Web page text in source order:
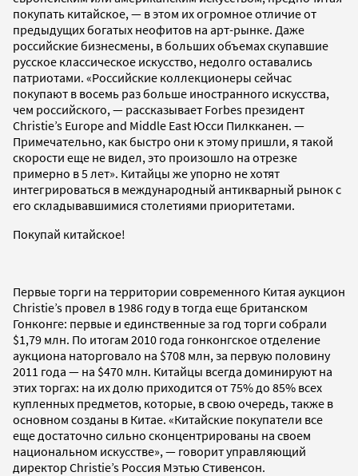
покупать китайское, — в этом их огромное отличие от
предыдущих богатых неофитов на арт-рынке. Даже
российские бизнесмены, в больших объемах скупавшие
русское классическое искусство, недолго оставались
патриотами. «Российские коллекционеры сейчас
покупают в восемь раз больше иностранного искусства,
чем российского, — рассказывает Forbes президент
Christie’s Europe and Middle East Юсси Пилкканен. —
Примечательно, как быстро они к этому пришли, я такой
скорости еще не видел, это произошло на отрезке
примерно в 5 лет». Китайцы же упорно не хотят
интегрироваться в международный антикварный рынок с
его складывавшимися столетиями приоритетами.
Покупай китайское!
Первые торги на территории современного Китая аукцион
Christie’s провел в 1986 году в тогда еще британском
Гонконге: первые и единственные за год торги собрали
$1,79 млн. По итогам 2010 года гонконгское отделение
аукциона наторговало на $708 млн, за первую половину
2011 года — на $470 млн. Китайцы всегда доминируют на
этих торгах: на их долю приходится от 75% до 85% всех
купленных предметов, которые, в свою очередь, также в
основном созданы в Китае. «Китайские покупатели все
еще достаточно сильно сконцентрированы на своем
национальном искусстве», — говорит управляющий
директор Christie’s Россия Мэтью Стивенсон.